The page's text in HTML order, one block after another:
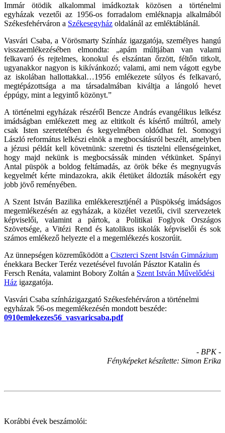
Immár ötödik alkalommal imádkoztak közösen a történelmi
egyházak vezetői az 1956-os forradalom emléknapja alkalmából
Székesfehérváron a Székesegyház oldalánál az emléktáblánál.
Vasvári Csaba, a Vörösmarty Színház igazgatója, személyes hangú
visszaemlékezésében elmondta: „apám múltjában van valami
felkavaró és rejtelmes, konokul és elszántan őrzött, féltőn titkolt,
ugyanakkor nagyon is kikívánkozó; valami, ami nem vágott egybe
az iskolában hallottakkal…1956 emlékezete súlyos és felkavaró,
megtépázottsága a ma társadalmában kiváltja a lángoló hevet
éppúgy, mint a legyintő közönyt.”
A történelmi egyházak részéről Bencze András evangélikus lelkész
imádságban emlékezett meg az eltitkolt és kísértő múltról, amely
csak Isten szeretetében és kegyelmében oldódhat fel. Somogyi
László református lelkészi elnök a megbocsátásról beszélt, amelyben
a jézusi példát kell követnünk: szeretni és tisztelni ellenségeinket,
hogy majd nekünk is megbocsássák minden vétkünket. Spányi
Antal püspök a boldog feltámadás, az örök béke és megnyugvás
kegyelmét kérte mindazokra, akik életüket áldozták másokért egy
jobb jövő reményében.
A Szent István Bazilika emlékkeresztjénél a Püspökség imádságos
megemlékezésén az egyházak, a közélet vezetői, civil szervezetek
képviselői, valamint a pártok, a Politikai Foglyok Országos
Szövetsége, a Vitézi Rend és katolikus iskolák képviselői és sok
számos emlékező helyezte el a megemlékezés koszorúit.
Az ünnepségen közreműködött a Ciszterci Szent István Gimnázium
énekkara Becker Teréz vezetésével fuvolán Pásztor Katalin és
Fersch Renáta, valamint Bobory Zoltán a Szent István Művelődési
Ház igazgatója.
Vasvári Csaba színházigazgató Székesfehérváron a történelmi
egyházak 56-os megemlékezésén mondott beszéde:
0910emlekezes56_vasvaricsaba.pdf
- BPK -
Fényképeket készítette: Simon Erika
Korábbi évek beszámolói: